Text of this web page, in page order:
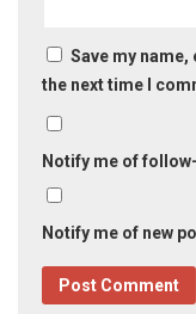
Save my
the next time I
Notify me of
Notify me of new